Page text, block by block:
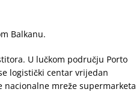
Balkanu.
U lučkom području Porto
logistički centar vrijedan
mreže supermarketa